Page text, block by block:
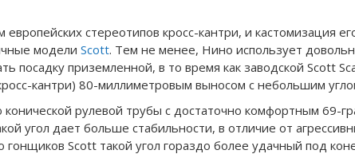
стереотипов кросс-кантри, и кастомизация
модели Scott. Тем не менее, Нино использует
посадку приземленной, в то время как заводской Scott
кантри) 80-миллиметровым выносом с небольшим
рулевой трубы с достаточно комфортным 69-
угол дает больше стабильности, в отличие от
Scott такой угол гораздо более удачный под